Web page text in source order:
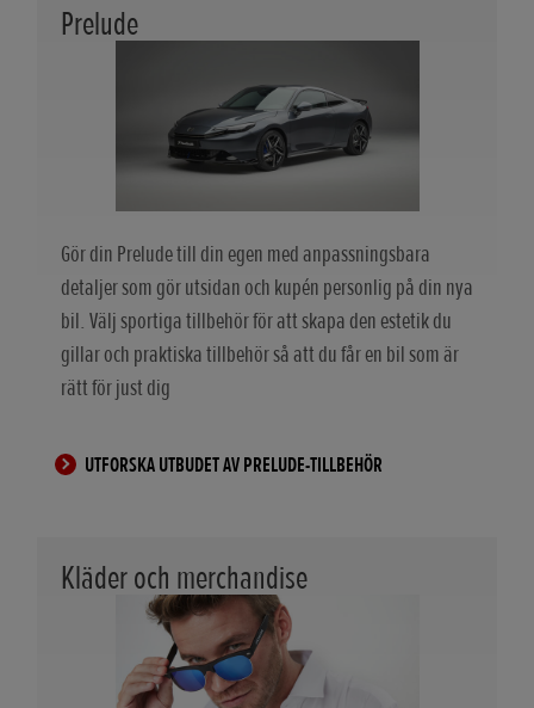
Prelude
Gör din Prelude till din egen med anpassningsbara
detaljer som gör utsidan och kupén personlig på din nya
bil. Välj sportiga tillbehör för att skapa den estetik du
gillar och praktiska tillbehör så att du får en bil som är
rätt för just dig
UTFORSKA UTBUDET AV PRELUDE-TILLBEHÖR
Kläder och merchandise